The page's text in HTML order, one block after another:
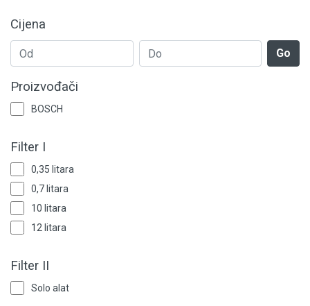
Grijanje i klimatizacija
Mjerno-regulaciona oprema
RASPRODAJA
Tehnička hemija i kućni program
Videonadzor
Vijčana roba
Cijena
Go
Proizvođači
BOSCH
Filter I
0,35 litara
0,7 litara
10 litara
12 litara
Filter II
Solo alat